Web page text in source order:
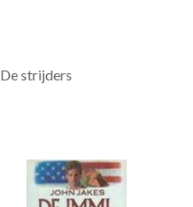
De strijders